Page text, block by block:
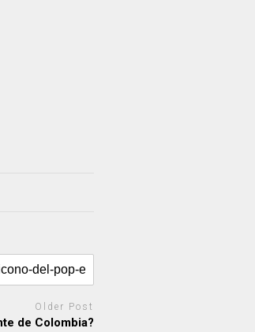
Older Post
de Colombia?